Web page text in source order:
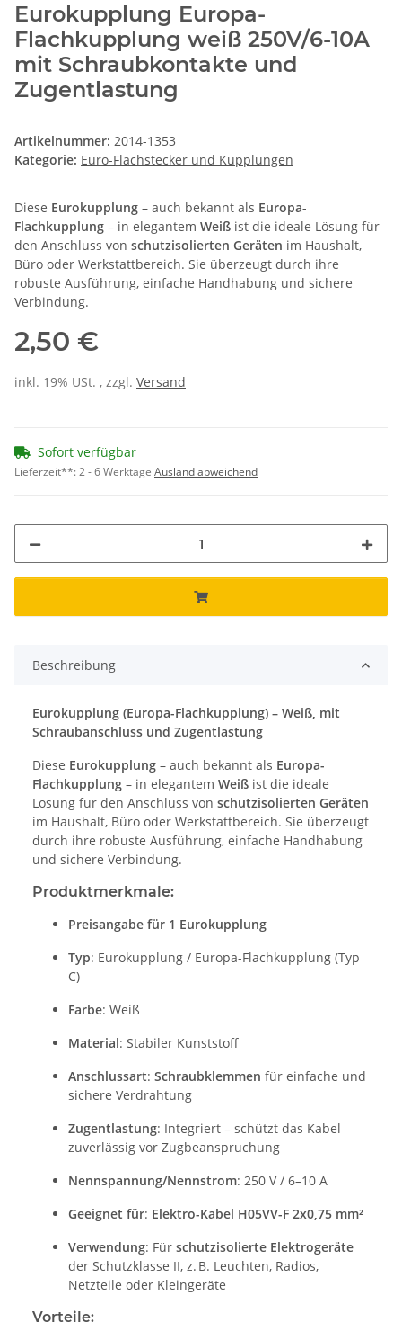
Eurokupplung Europa-
Flachkupplung weiß 250V/6-10A
mit Schraubkontakte und
Zugentlastung
Artikelnummer: 2014-1353
Kategorie: Euro-Flachstecker und Kupplungen
Diese Eurokupplung – auch bekannt als Europa-
Flachkupplung – in elegantem Weiß ist die ideale Lösung für
den Anschluss von schutzisolierten Geräten im Haushalt,
Büro oder Werkstattbereich. Sie überzeugt durch ihre
robuste Ausführung, einfache Handhabung und sichere
Verbindung.
2,50 €
inkl. 19% USt. , zzgl. Versand
Sofort verfügbar
Lieferzeit**:2 - 6 Werktage Ausland abweichend
Beschreibung
Eurokupplung (Europa-Flachkupplung) – Weiß, mit
Schraubanschluss und Zugentlastung
Diese Eurokupplung – auch bekannt als Europa-
Flachkupplung – in elegantem Weiß ist die ideale
Lösung für den Anschluss von schutzisolierten Geräten
im Haushalt, Büro oder Werkstattbereich. Sie überzeugt
durch ihre robuste Ausführung, einfache Handhabung
und sichere Verbindung.
Produktmerkmale:
Preisangabe für 1 Eurokupplung
Typ: Eurokupplung / Europa-Flachkupplung (Typ
C)
Farbe: Weiß
Material: Stabiler Kunststoff
Anschlussart: Schraubklemmen für einfache und
sichere Verdrahtung
Zugentlastung: Integriert – schützt das Kabel
zuverlässig vor Zugbeanspruchung
Nennspannung/Nennstrom: 250 V / 6–10 A
Geeignet für: Elektro-Kabel H05VV-F 2x0,75 mm²
Verwendung: Für schutzisolierte Elektrogeräte
der Schutzklasse II, z. B. Leuchten, Radios,
Netzteile oder Kleingeräte
Vorteile: